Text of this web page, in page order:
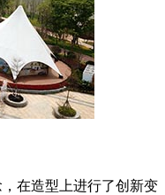
在造型上进行了创新变